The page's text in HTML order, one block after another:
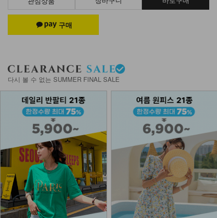
9,900 5,900
KOA-T-15/심플끈나시
12,900 7,900 39%
NKA62-A-1/에어 브라캡 끈나시
13,900
다시 볼 수 없는 SUMMER FINAL SALE